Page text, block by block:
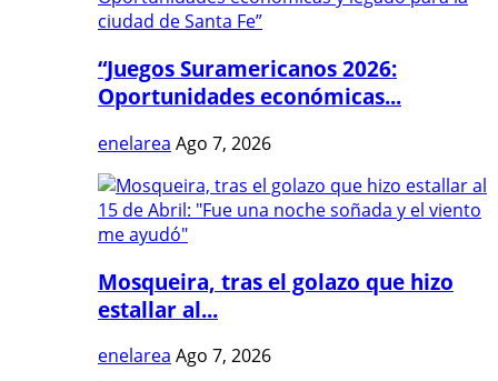
“Juegos Suramericanos 2026:
Oportunidades económicas...
enelarea Ago 7, 2026
Mosqueira, tras el golazo que hizo
estallar al...
enelarea Ago 7, 2026